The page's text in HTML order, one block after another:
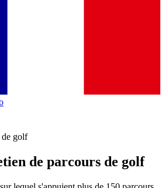
de golf
de parcours de golf